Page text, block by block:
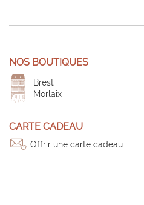
NOS BOUTIQUES
Brest
Morlaix
CARTE CADEAU
Offrir une carte cadeau